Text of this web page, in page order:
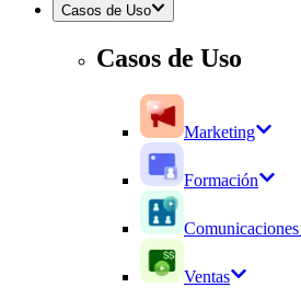
Casos de Uso
Casos de Uso
Marketing
Formación
Ventas